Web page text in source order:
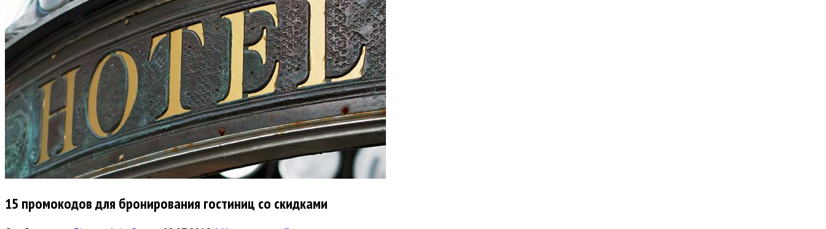
15 промокодов для бронирования гостиниц со скидками